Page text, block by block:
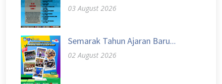
03 August 2026
Semarak Tahun Ajaran Baru...
02 August 2026